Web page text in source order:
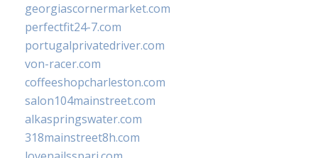
georgiascornermarket.com
perfectfit24-7.com
portugalprivatedriver.com
von-racer.com
coffeeshopcharleston.com
salon104mainstreet.com
alkaspringswater.com
318mainstreet8h.com